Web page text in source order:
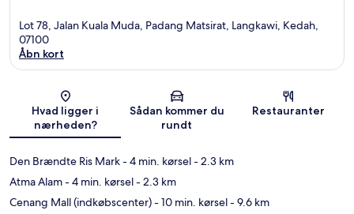
Lot 78, Jalan Kuala Muda, Padang Matsirat, Langkawi, Kedah,
07100
Åbn kort
Hvad ligger i
nærheden?
Sådan kommer du
rundt
Restauranter
Den Brændte Ris Mark- 4 min. kørsel- 2.3 km
Atma Alam- 4 min. kørsel- 2.3 km
Cenang Mall (indkøbscenter)- 10 min. kørsel- 9.6 km